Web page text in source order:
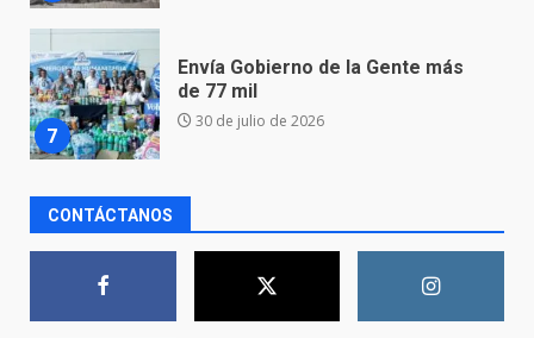
7
Envía Gobierno de la Gente más
de 77 mil
30 de julio de 2026
asume la administración de la
parroquia de Guarapo
5 de agosto de 2026
CONTÁCTANOS